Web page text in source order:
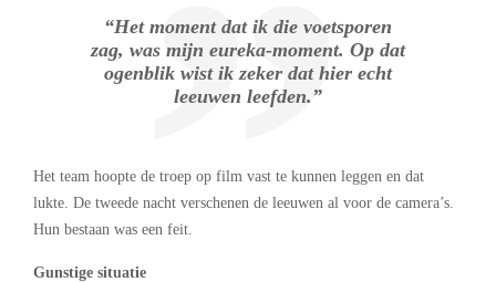
“Het moment dat ik die voetsporen
zag, was mijn eureka-moment. Op dat
ogenblik wist ik zeker dat hier echt
leeuwen leefden.”
Het team hoopte de troep op film vast te kunnen leggen en dat
lukte. De tweede nacht verschenen de leeuwen al voor de camera’s.
Hun bestaan was een feit.
Gunstige situatie